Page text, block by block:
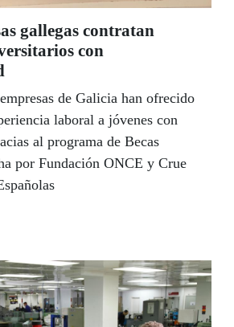
das entidades sociais do CERMI
na nosa comunidade; en
que teña que ver con este
social e colectivo que día a
todos e todas.
gallegas contratan
con
de Galicia han ofrecido
laboral a jóvenes con
al programa de Becas
por Fundación ONCE y Crue